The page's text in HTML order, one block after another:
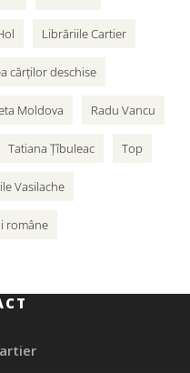
Librăriile Cartier
cărților deschise
Moldova Radu Vancu
Tatiana Țîbuleac Top
Vasilache
române